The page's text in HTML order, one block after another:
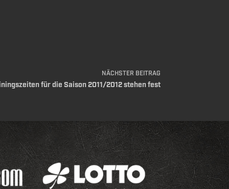
NÄCHSTER BEITRAG
für die Saison 2011/2012 stehen fest